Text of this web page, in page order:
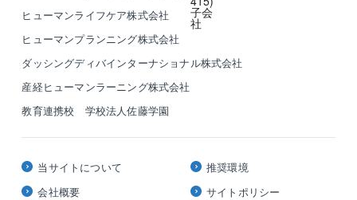
ヒューマンライフケア株式会社
ヒューマンプランニング株式会社
ダッシングディバインターナショナル株式会社
産経ヒューマンラーニング株式会社
教育連携校 学校法人佐藤学園
当サイトについて
会社概要
推奨環境
サイトポリシー